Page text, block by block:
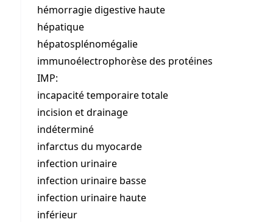
hémorragie digestive haute
hépatique
hépatosplénomégalie
immunoélectrophorèse des protéines
IMP:
incapacité temporaire totale
incision et drainage
indéterminé
infarctus du myocarde
infection urinaire
infection urinaire basse
infection urinaire haute
inférieur